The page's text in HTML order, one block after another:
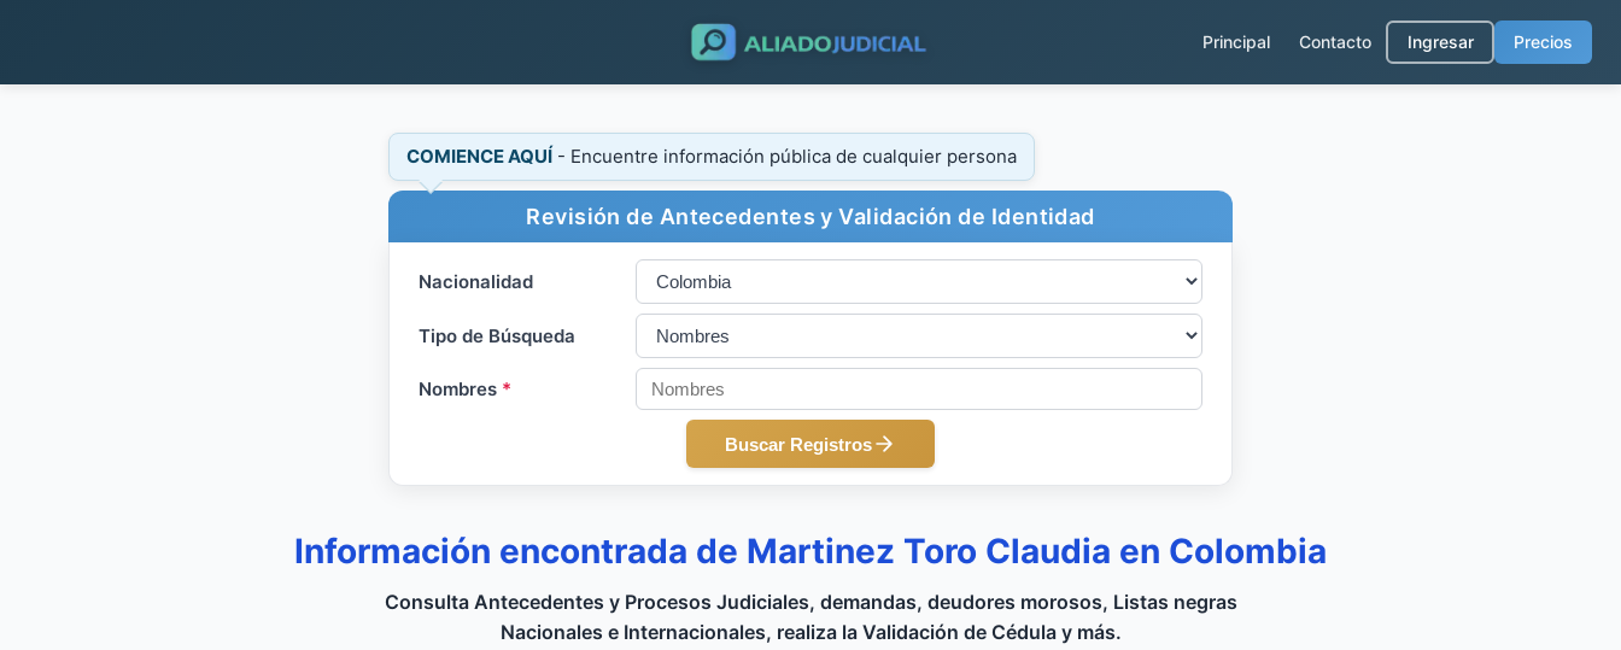
Principal Contacto Ingresar Precios
COMIENCE AQUÍ - Encuentre información pública de cualquier persona
Revisión de Antecedentes y Validación de Identidad
Nacionalidad
Tipo de Búsqueda
Nombres *
Buscar Registros
Información encontrada de Martinez Toro Claudia en Colombia
Consulta Antecedentes y Procesos Judiciales, demandas, deudores morosos, Listas negras
Nacionales e Internacionales, realiza la Validación de Cédula y más.